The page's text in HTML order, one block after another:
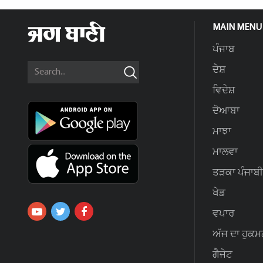
MAIN MENU
ਪੰਜਾਬ
ਦੇਸ਼
ਵਿਦੇਸ਼
ਦੋਆਬਾ
ਮਾਝਾ
ਮਾਲਵਾ
ਤੜਕਾ ਪੰਜਾਬੀ
ਖੇਡ
ਵਪਾਰ
ਅੱਜ ਦਾ
ਗੈਜੇਟ